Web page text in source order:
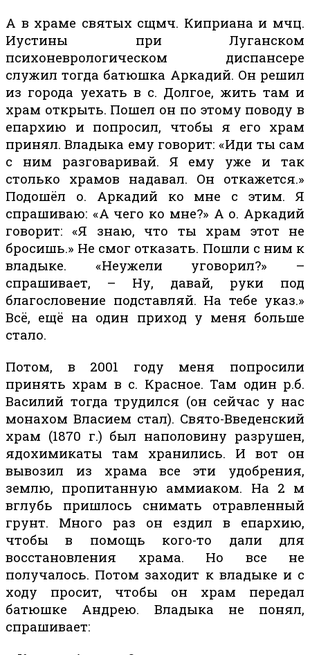
А в храме святых сщмч. Киприана и мчц.
Иустины при Луганском
психоневрологическом диспансере
служил тогда батюшка Аркадий. Он решил
из города уехать в с. Долгое, жить там и
храм открыть. Пошел он по этому поводу в
епархию и попросил, чтобы я его храм
принял. Владыка ему говорит: «Иди ты сам
с ним разговаривай. Я ему уже и так
столько храмов надавал. Он откажется.»
Подошёл о. Аркадий ко
мне с этим. Я
спрашиваю: «А чего ко мне?» А о. Аркадий
говорит: «Я знаю, что ты храм этот не
бросишь.» Не смог отказать. Пошли с ним к
владыке. «Неужели уговорил?» –
спрашивает, – Ну, давай, руки под
благословение подставляй. На тебе указ.»
Всё, ещё на один приход у меня больше
стало.
Потом, в 2001 году меня попросили
принять храм в с. Красное. Там один р.б.
Василий тогда трудился (он сейчас у нас
монахом Власием стал). Свято-Введенский
храм (1870 г.) был наполовину разрушен,
ядохимикаты там хранились. И вот он
вывозил из храма все эти удобрения,
землю, пропитанную аммиаком. На 2 м
вглубь пришлось снимать отравленный
грунт. Много раз он ездил в епархию,
чтобы в помощь кого-то дали для
восстановления храма. Но все не
получалось. Потом заходит к владыке и с
ходу просит, чтобы он храм передал
батюшке Андрею. Владыка не понял,
спрашивает: